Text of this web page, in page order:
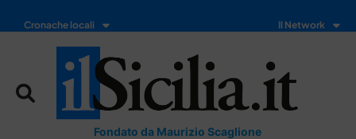
Cronache locali Il Network
Fondato da Maurizio Scaglione